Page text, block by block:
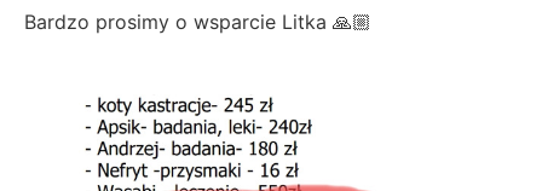
Bardzo prosimy o wsparcie Litka 🙏🏼